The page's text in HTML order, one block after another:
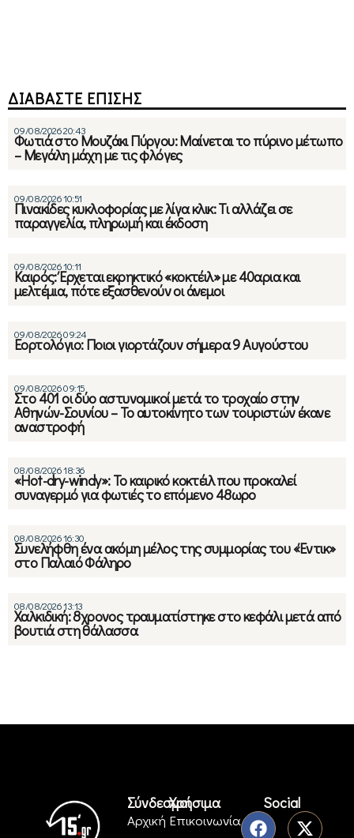
ΔΙΑΒΑΣΤΕ ΕΠΙΣΗΣ
09/08/2026 20:43
Φωτιά στο Μουζάκι Πύργου: Μαίνεται το πύρινο μέτωπο
– Μεγάλη μάχη με τις φλόγες
09/08/2026 10:51
Πινακίδες κυκλοφορίας με λίγα κλικ: Τι αλλάζει σε
παραγγελία, πληρωμή και έκδοση
09/08/2026 10:11
Καιρός: Έρχεται εκρηκτικό «κοκτέιλ» με 40αρια και
μελτέμια, πότε εξασθενούν οι άνεμοι
09/08/2026 09:24
Εορτολόγιο: Ποιοι γιορτάζουν σήμερα 9 Αυγούστου
09/08/2026 09:15
Στο 401 οι δύο αστυνομικοί μετά το τροχαίο στην
Αθηνών-Σουνίου – Το αυτοκίνητο των τουριστών έκανε
αναστροφή
08/08/2026 18:36
«Hot-dry-windy»: Το καιρικό κοκτέιλ που προκαλεί
συναγερμό για φωτιές το επόμενο 48ωρο
08/08/2026 16:30
Συνελήφθη ένα ακόμη μέλος της συμμορίας του «Έντικ»
στο Παλαιό Φάληρο
08/08/2026 13:13
Χαλκιδική: 8χρονος τραυματίστηκε στο κεφάλι μετά από
βουτιά στη θάλασσα
Σύνδεσμοι
Αρχική
Χρήσιμα
Επικοινωνία
Social